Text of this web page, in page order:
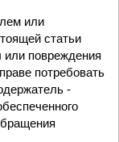
или
статьи
или повреждения
потребовать
-